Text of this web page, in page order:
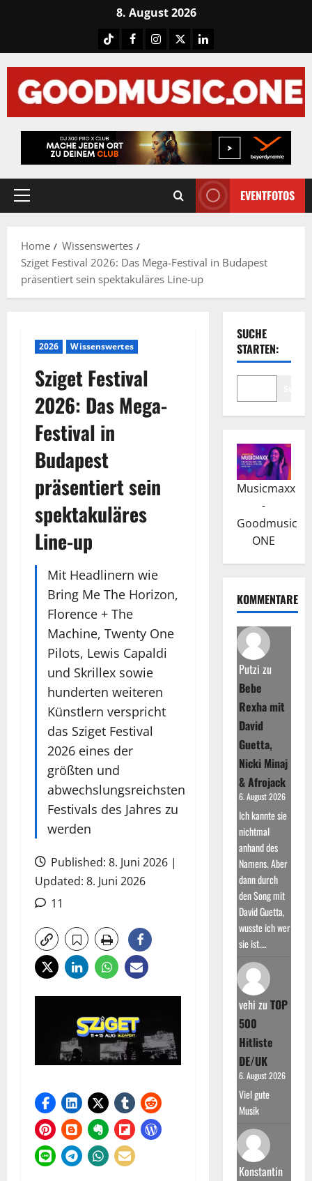
8. August 2026
TiktokFacebook
Instagram
X LinkedIN
Primary
EVENTFOTOS
Home
Wissenswertes
Sziget Festival 2026: Das Mega-Festival in Budapest
präsentiert sein spektakuläres Line-up
2026 Wissenswertes
Sziget Festival
2026: Das Mega-
Festival in
Budapest
präsentiert sein
spektakuläres
Line-up
Mit Headlinern wie
Bring Me The Horizon,
Florence + The
Machine, Twenty One
Pilots, Lewis Capaldi
und Skrillex sowie
hunderten weiteren
Künstlern verspricht
das Sziget Festival
2026 eines der
größten und
abwechslungsreichsten
Festivals des Jahres zu
werden
Published: 8. Juni 2026 |
Updated: 8. Juni 2026
11
SUCHE
STARTEN:
Musicmaxx
-
Goodmusic
ONE
KOMMENTARE
Putzi zu
Bebe
Rexha mit
David
Guetta,
Nicki Minaj
& Afrojack
6. August 2026
Ich kannte sie
nichtmal
anhand des
Namens. Aber
dann durch
den Song mit
David Guetta,
wusste ich wer
sie ist.…
vehi zu TOP
500
Hitliste
DE/UK
6. August 2026
Viel gute
Musik
Konstantin